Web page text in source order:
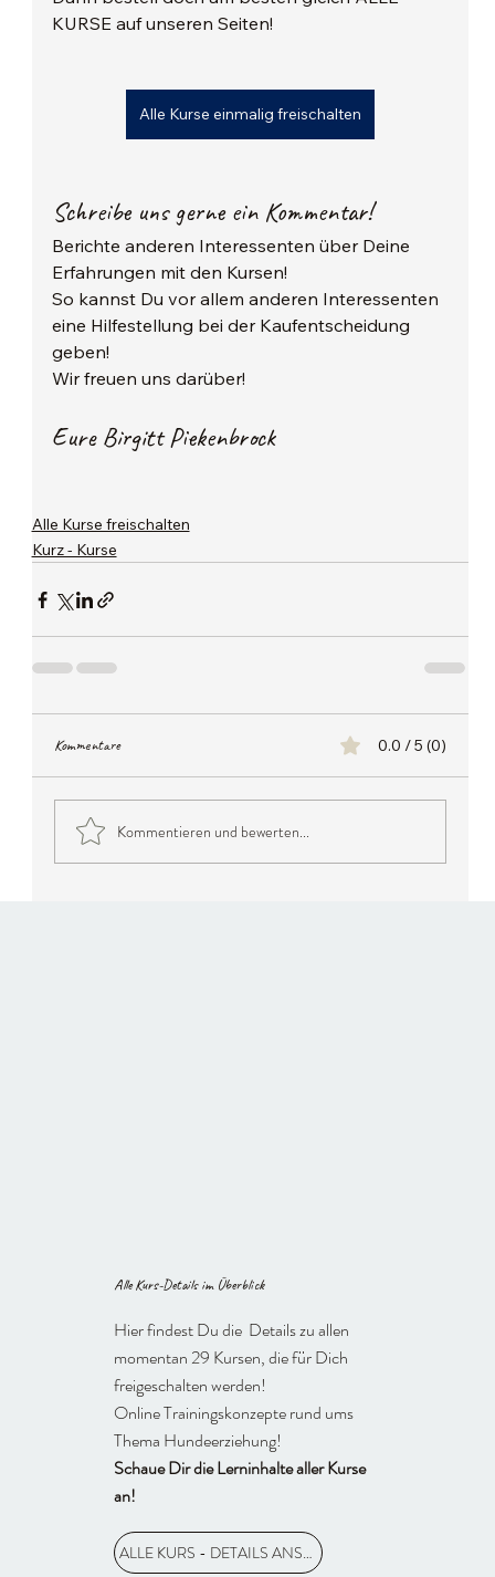
Alle Kurs-Details im Überblick
Hier findest Du die Details zu allen
momentan 29 Kursen, die für Dich
freigeschalten werden!
Online Trainingskonzepte rund ums
Thema Hundeerziehung!
Schaue Dir die Lerninhalte aller Kurse
an!
ALLE KURS - DETAILS ANSCHAUEN
KURSE auf unseren Seiten!
Alle Kurse einmalig freischalten
Schreibe uns gerne ein Kommentar!
Berichte anderen Interessenten über Deine
Erfahrungen mit den Kursen!
So kannst Du vor allem anderen Interessenten
eine Hilfestellung bei der Kaufentscheidung
geben!
Wir freuen uns darüber!
Eure Birgitt Piekenbrock
Alle Kurse freischalten
Kurz - Kurse
Kommentare 0.0 / 5 (0)
Kommentieren und bewerten...